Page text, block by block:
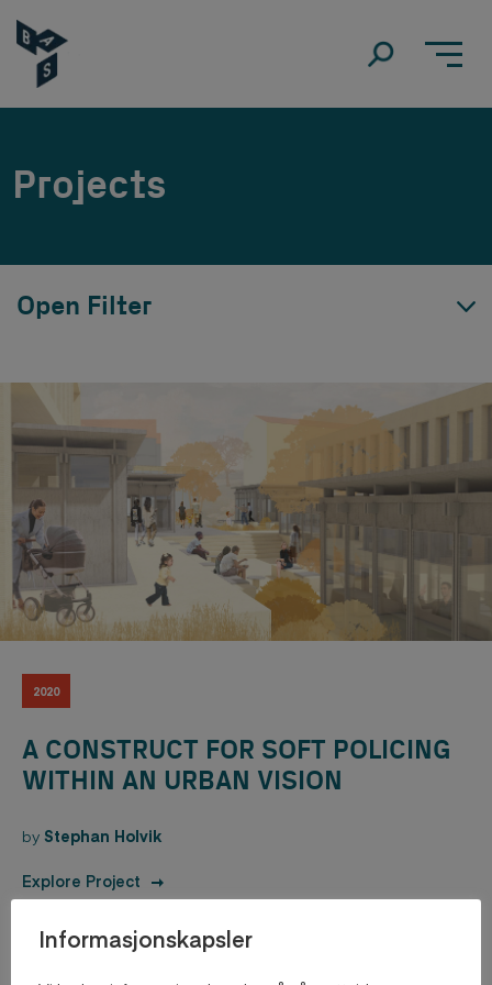
Projects
Open Filter
2020
A CONSTRUCT FOR SOFT POLICING
WITHIN AN URBAN VISION
by Stephan Holvik
Explore Project
Informasjonskapsler